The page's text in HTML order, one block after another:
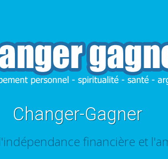
Changer-Gagner
financière et